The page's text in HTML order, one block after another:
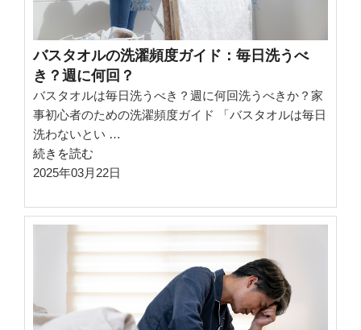
バスタオルの洗濯頻度ガイド：毎日洗うべ
き？週に何回？
バスタオルは毎日洗うべき？週に何回洗うべきか？家
事初心者のための洗濯頻度ガイド 「バスタオルは毎日
洗わないとい …
“バ
ス
オ
頻
続きを読む
2025年03月22日